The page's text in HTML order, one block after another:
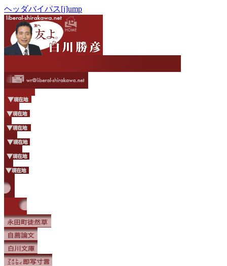
ヘッダバイパス[j]ump